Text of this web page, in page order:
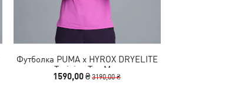
Футболка PUMA x HYROX DRYELITE
Training Tee Men
1590,00 ₴3190,00 ₴